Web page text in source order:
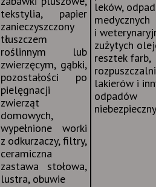
tekstylia, papier
zanieczyszczony
tłuszczem
roślinnym lub
zwierzęcym, gąbki,
pozostałości po
pielęgnacji
zwierząt
domowych,
wypełnione worki
z odkurzaczy, filtry,
ceramiczna
zastawa stołowa,
lustra, obuwie
leków,
medycznych
i
zużytych
resztek farb,
lakierów i
odpadów